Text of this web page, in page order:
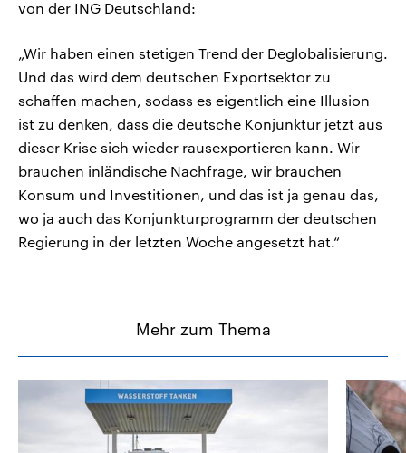
von der ING Deutschland:
„Wir haben einen stetigen Trend der Deglobalisierung.
Und das wird dem deutschen Exportsektor zu
schaffen machen, sodass es eigentlich eine Illusion
ist zu denken, dass die deutsche Konjunktur jetzt aus
dieser Krise sich wieder rausexportieren kann. Wir
brauchen inländische Nachfrage, wir brauchen
Konsum und Investitionen, und das ist ja genau das,
wo ja auch das Konjunkturprogramm der deutschen
Regierung in der letzten Woche angesetzt hat.“
Mehr zum Thema